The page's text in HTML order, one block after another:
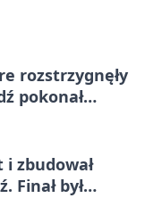
rozstrzygnęły
pokonał
zbudował
Finał był